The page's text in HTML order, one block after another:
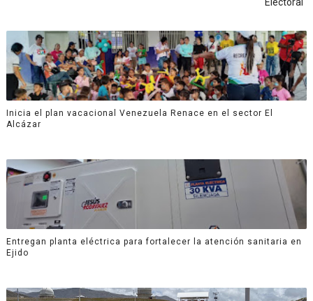
Electoral
Inicia el plan vacacional Venezuela Renace en el sector El
Alcázar
Entregan planta eléctrica para fortalecer la atención sanitaria en
Ejido